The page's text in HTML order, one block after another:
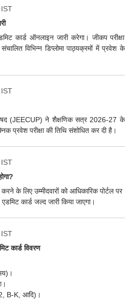
IST
कार्ड ऑनलाइन जारी करेगा। जीकप परीक्षा
संचालित विभिन्न डिप्लोमा पाठ्यक्रमों में प्रवेश के
IST
(JEECUP) ने शैक्षणिक सत्र 2026-27 के
प्रवेश परीक्षा की तिथि संशोधित कर दी है।
IST
के लिए उम्मीदवारों को आधिकारिक पोर्टल पर
कार्ड जल्द जारी किया जाएगा।
IST
कार्ड विवरण
B-K, आदि)।